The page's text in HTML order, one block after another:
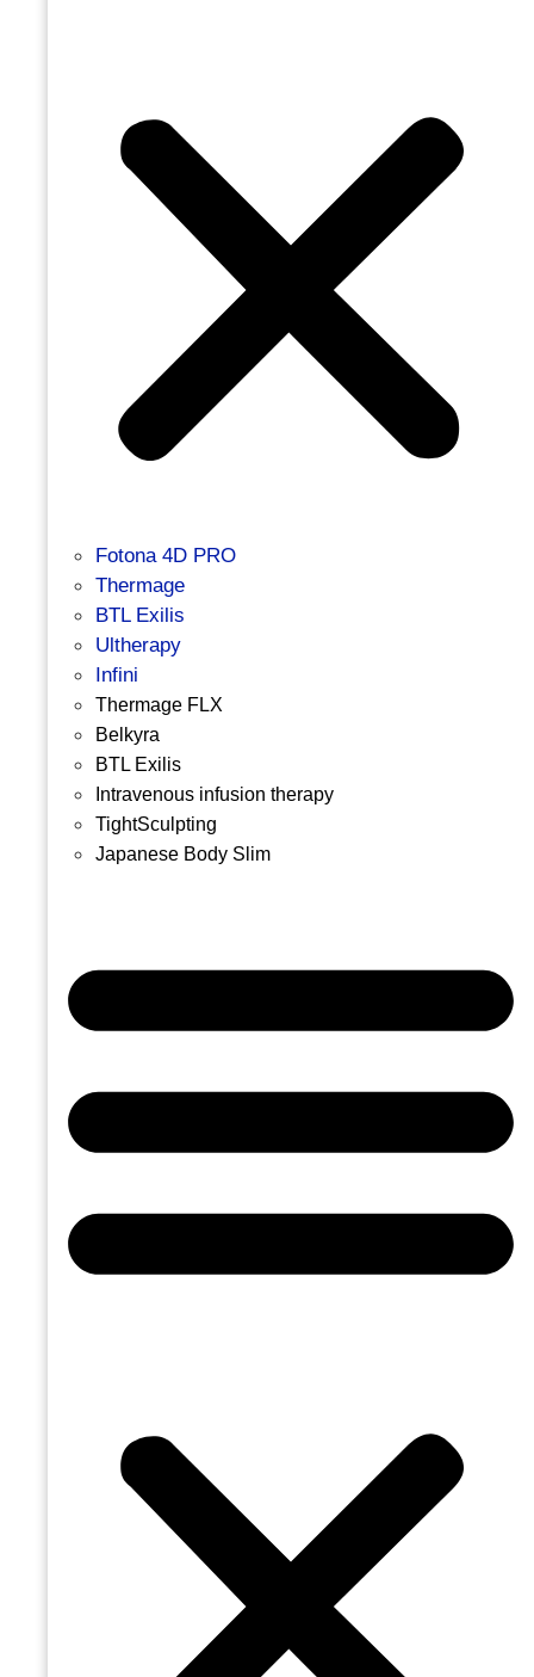
Fotona 4D PRO
Thermage
BTL Exilis
Ultherapy
Infini
Thermage FLX
Belkyra
BTL Exilis
Intravenous infusion therapy
TightSculpting
Japanese Body Slim